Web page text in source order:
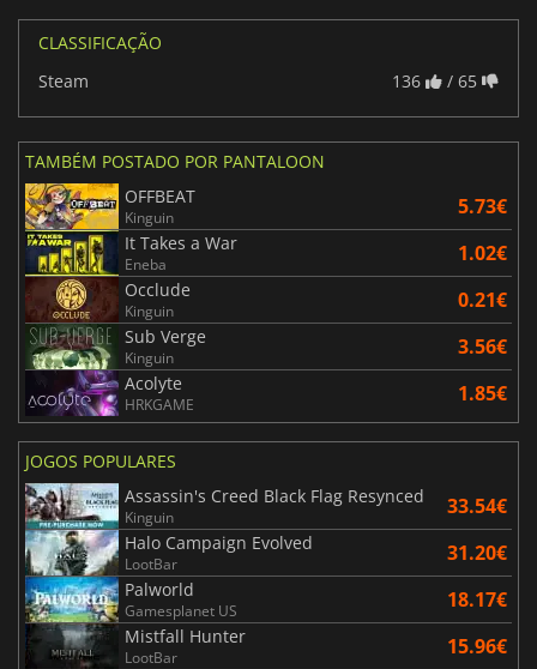
CLASSIFICAÇÃO
Steam
136 / 65
TAMBÉM POSTADO POR PANTALOON
OFFBEAT
Kinguin 5.73€
It Takes a War
Eneba 1.02€
Occlude
Kinguin 0.21€
Sub Verge
Kinguin 3.56€
Acolyte
HRKGAME 1.85€
JOGOS POPULARES
Assassin's Creed Black Flag Resynced
Kinguin 33.54€
Halo Campaign Evolved
LootBar 31.20€
Palworld
Gamesplanet US 18.17€
Mistfall Hunter
LootBar 15.96€